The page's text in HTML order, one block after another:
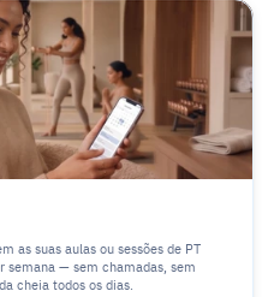
as suas aulas ou sessões de PT
semana — sem chamadas, sem
cheia todos os dias.